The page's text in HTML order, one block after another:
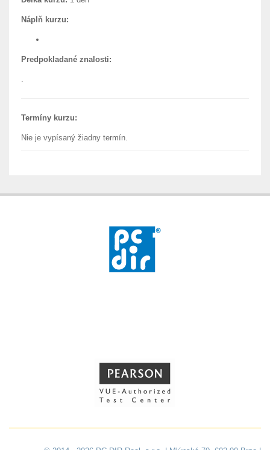
Náplň kurzu:
Predpokladané znalosti:
.
Termíny kurzu:
Nie je vypísaný žiadny termín.